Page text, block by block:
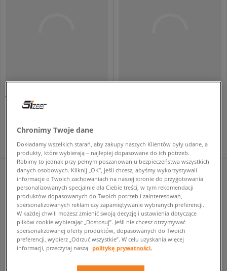
dziecięce
159,99 zł
- najniższa cena
Chronimy Twoje dane
Dokładamy wszelkich starań, aby zakupy naszych Klientów były udane, a
produkty, które wybierają – najlepiej dopasowane do ich potrzeb.
Robimy to jednak przy pełnym poszanowaniu bezpieczeństwa wszystkich
danych osobowych. Kliknij „OK”, jeśli chcesz, abyśmy wykorzystywali
informacje o Twoich zachowaniach na naszej stronie do przygotowania
personalizowanych specjalnie dla Ciebie treści, w tym rekomendacji
produktów dopasowanych do Twoich potrzeb i zainteresowań,
spersonalizowanych reklam czy zapamiętywanie wybranych preferencji.
W każdej chwili możesz zmienić swoją decyzję i ustawienia dotyczące
plików cookie wybierając „Dostosuj”. Jeśli nie chcesz otrzymywać
spersonalizowanej oferty produktów, dopasowanych do Twoich
preferencji, wybierz „Odrzuć wszystkie”. W celu uzyskania więcej
informacji, przeczytaj naszą politykę prywatności.